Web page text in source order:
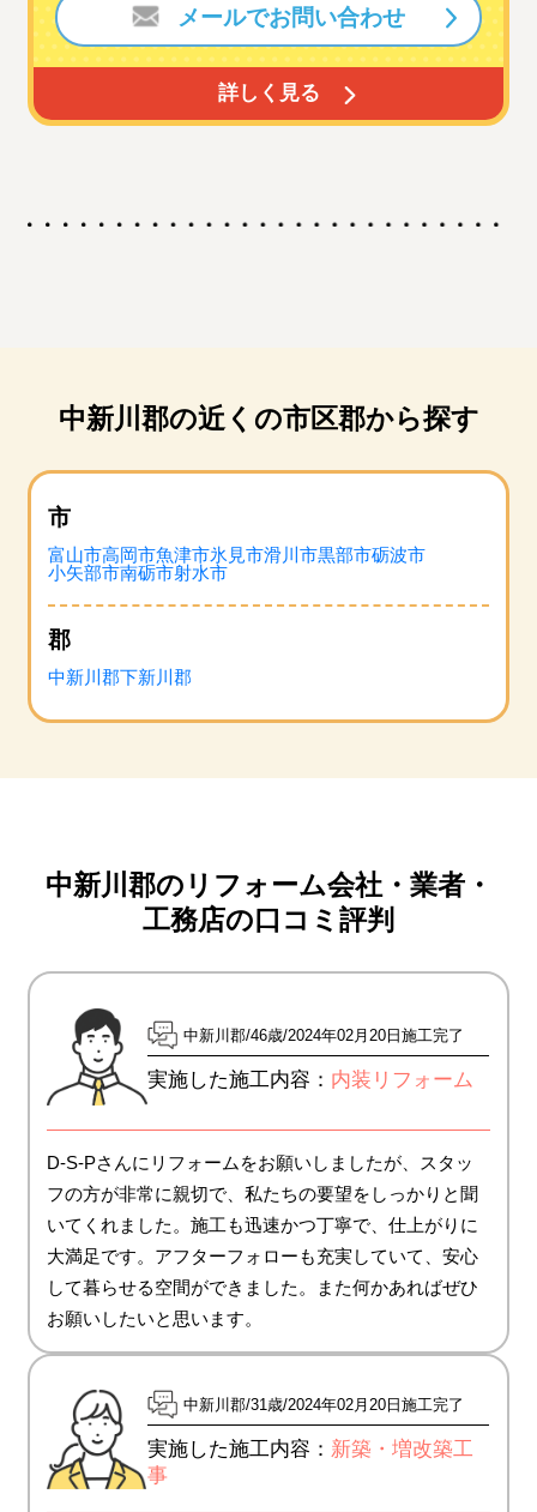
詳しく見る
メールでお問い合わせ
中新川郡の近くの市区郡から探す
市
富山市高岡市魚津市氷見市滑川市黒部市砺波市
小矢部市南砺市射水市
郡
中新川郡下新川郡
中新川郡のリフォーム会社・業者・
工務店の口コミ評判
中新川郡 46歳 2024年02月20日施工完了
実施した施工内容： 内装リフォーム
D-S-Pさんにリフォームをお願いしましたが、スタッ
フの方が非常に親切で、私たちの要望をしっかりと聞
いてくれました。施工も迅速かつ丁寧で、仕上がりに
大満足です。アフターフォローも充実していて、安心
して暮らせる空間ができました。また何かあればぜひ
お願いしたいと思います。
中新川郡 31歳 2024年02月20日施工完了
実施した施工内容： 新築・増改築工
事